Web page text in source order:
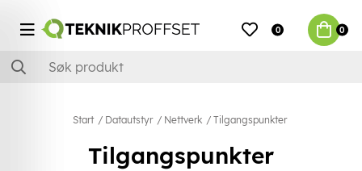
0 0
Start Datautstyr Nettverk Tilgangspunkter
Tilgangspunkter